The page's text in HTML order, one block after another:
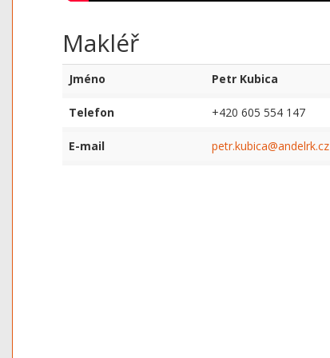
Makléř
Jméno Petr Kubica
Telefon +420 605 554 147
E-mail petr.kubica@andelrk.cz